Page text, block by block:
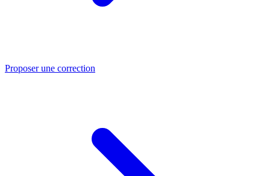
Proposer une correction